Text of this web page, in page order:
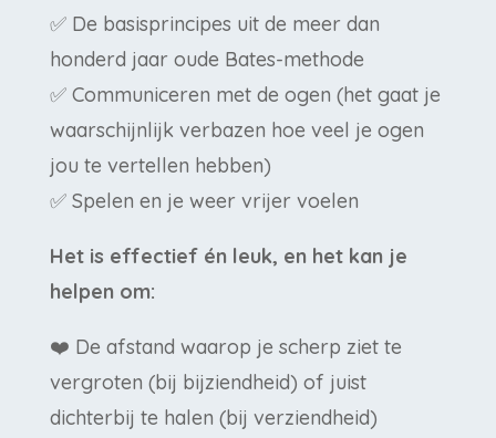
✅ De basisprincipes uit de meer dan
honderd jaar oude Bates-methode
✅ Communiceren met de ogen (het gaat je
waarschijnlijk verbazen hoe veel je ogen
jou te vertellen hebben)
✅ Spelen en je weer vrijer voelen
Het is effectief én leuk, en het kan je
helpen om:
❤️ De afstand waarop je scherp ziet te
vergroten (bij bijziendheid) of juist
dichterbij te halen (bij verziendheid)